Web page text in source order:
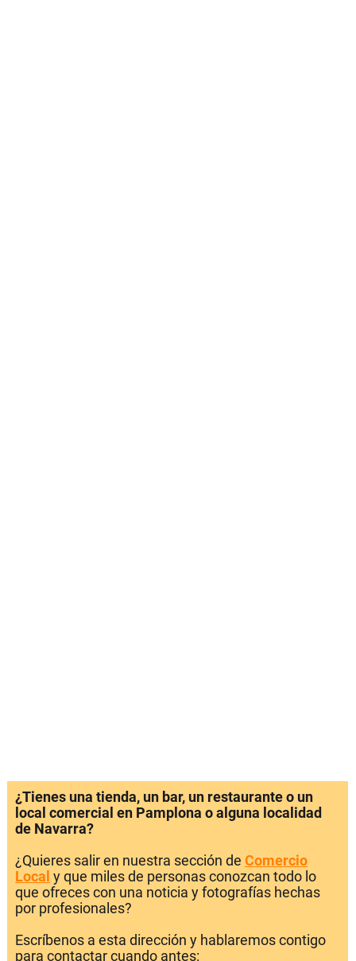
¿Tienes una tienda, un bar, un restaurante o un
local comercial en Pamplona o alguna localidad
de Navarra?
¿Quieres salir en nuestra sección de Comercio
Local y que miles de personas conozcan todo lo
que ofreces con una noticia y fotografías hechas
por profesionales?
Escríbenos a esta dirección y hablaremos contigo
para contactar cuando antes: